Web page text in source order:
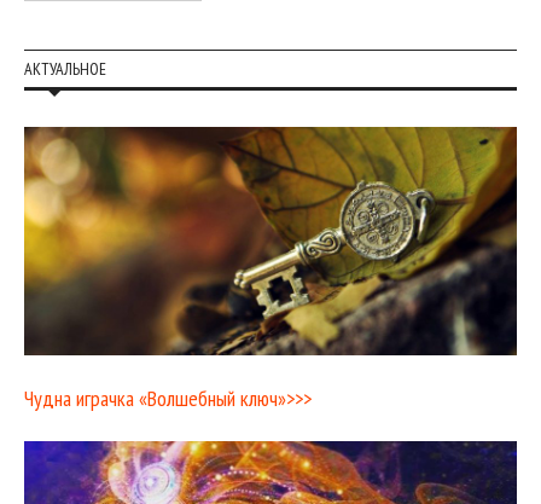
АКТУАЛЬНОЕ
Чудна играчка «Волшебный ключ»>>>